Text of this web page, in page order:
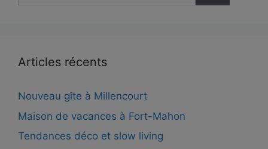
Articles récents
Nouveau gîte à Millencourt
Maison de vacances à Fort-Mahon
Tendances déco et slow living